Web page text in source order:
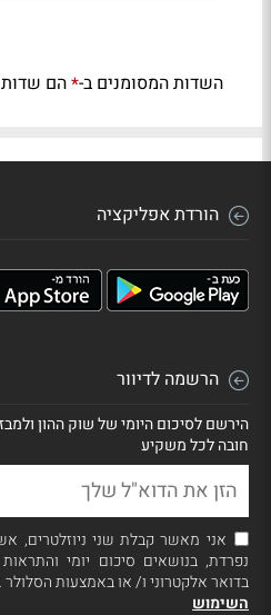
השדות המסומנים ב-*הם
הורדת אפליקציה
הרשמה לדיוור
הירשם לסיכום היומי של שוק ההון
חובה לכל משקיע
אני מאשר קבלת שני ניוזלטרים,
נפרדת, בנושאים סיכום יומי
בדואר אלקטרוני ו/ או באמצעות הסלולר
השימוש